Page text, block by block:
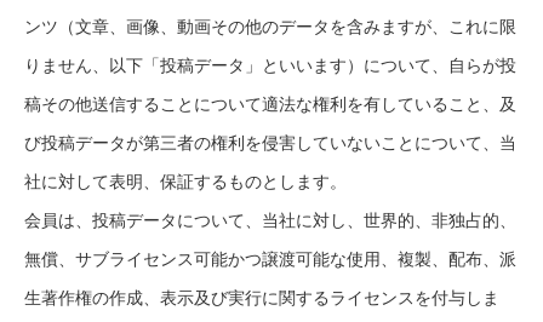
ンツ（文章、画像、動画その他のデータを含みますが、これに限
りません、以下「投稿データ」といいます）について、自らが投
稿その他送信することについて適法な権利を有していること、及
び投稿データが第三者の権利を侵害していないことについて、当
社に対して表明、保証するものとします。
会員は、投稿データについて、当社に対し、世界的、非独占的、
無償、サブライセンス可能かつ譲渡可能な使用、複製、配布、派
生著作権の作成、表示及び実行に関するライセンスを付与しま